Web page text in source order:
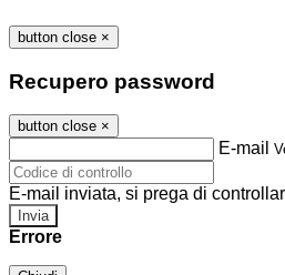
button close ×
Recupero password
button close ×
E-mail
E-mail inviata, si prega di
Errore